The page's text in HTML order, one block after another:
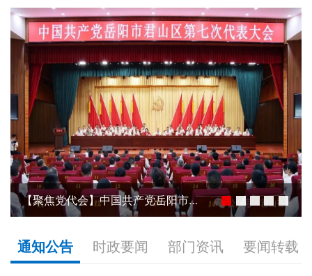
【聚焦党代会】中国共产党岳阳市君山区第七次代表大会开幕
通知公告 时政要闻 部门资讯 要闻转载